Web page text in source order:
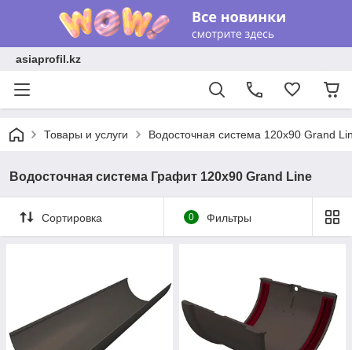
asiaprofil.kz
Товары и услуги Водосточная система 120x90 Grand
Водосточная система Графит 120х90 Grand Line
Сортировка 0 Фильтры